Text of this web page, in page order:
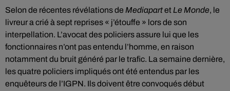
Selon de récentes révélations de Mediapartet Le Monde, le
livreur a crié à sept reprises « j’étouffe » lors de son
interpellation. L’avocat des policiers assure lui que les
fonctionnaires n’ont pas entendu l’homme, en raison
notamment du bruit généré par le trafic. La semaine dernière,
les quatre policiers impliqués ont été entendus par les
enquêteurs de l’IGPN. Ils doivent être convoqués début